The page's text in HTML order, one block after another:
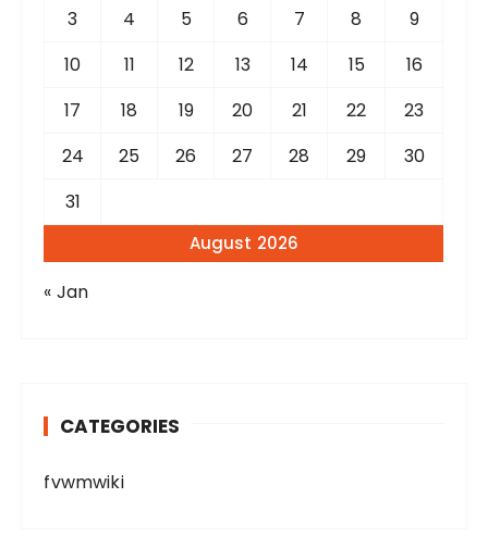
August 2026
3
4 5 6 7 8
9
10
11 12 13 14 15
16
17
18 19 20 21 22
23
24
25 26 27 28 29
30
31
« Jan
CATEGORIES
fvwmwiki